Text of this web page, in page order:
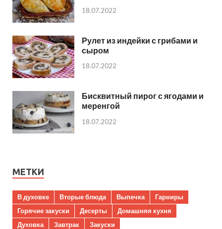
18.07.2022
Рулет из индейки с грибами и
сыром
18.07.2022
Бисквитный пирог с ягодами и
меренгой
18.07.2022
МЕТКИ
В духовке Вторые блюда Выпечка
Гарниры
Горячие закуски
Десерты
Домашняя кухня
Духовка
Завтрак
Закуски